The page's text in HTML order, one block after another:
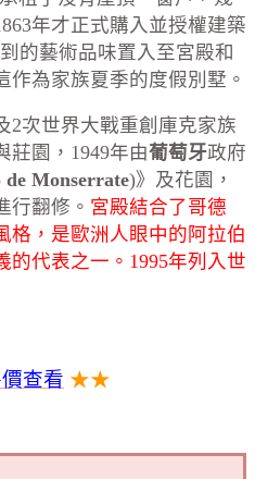
年才正式購入並授權建築
的藝術品味置入至宮殿和
作為家族夏季的度假別墅。
2次世界大戰重創庫克家族
莊園，1949年由葡萄牙政府
de Monserrate)》及花園，
行翻修。 宮殿結合了哥德
格，是歐洲人眼中的阿拉伯
的代表之一。1995年列入世
查看 ★★